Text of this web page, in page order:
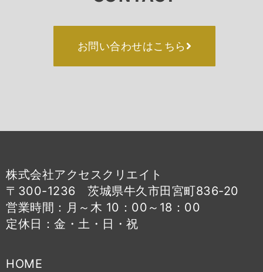
お問い合わせはこちら
株式会社アクセスクリエイト
〒300-1236 茨城県牛久市田宮町836-20
営業時間：月～木 10：00～18：00
定休日：金・土・日・祝
HOME